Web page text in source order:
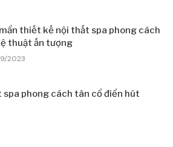
thiết kế nội thất spa phong cách
thuật ấn tượng
2023
phong cách tân cổ điển hút